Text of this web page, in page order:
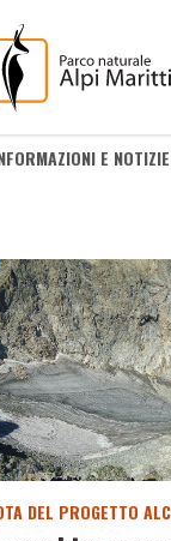
E NOTIZIE
DEL PROGETTO